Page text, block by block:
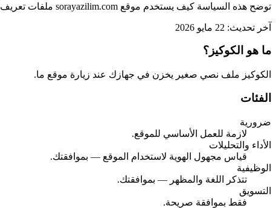
توضح هذه السياسة كيف يستخدم موقع sorayazilim.com ملفات تعريف الارتباط والتقنيات المماثلة لتقديم خدماتنا وتحسين تجربتك.
آخر تحديث: 22 مايو 2026
ما هو الكوكيز؟
الكوكيز ملف نصي صغير يخزن في جهازك عند زيارة موقع ما.
الفئات
ضرورية
لازمة للعمل الأساسي للموقع.
الأداء والتحليلات
قياس مجهول الهوية لاستخدام الموقع — بموافقتك.
الوظيفية
تتذكر اللغة والمظهر — بموافقتك.
التسويق
فقط بموافقة صريحة.